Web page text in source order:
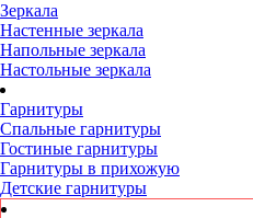
Зеркала
Настенные зеркала
Напольные зеркала
Настольные зеркала
Гарнитуры
Спальные гарнитуры
Гостиные гарнитуры
Гарнитуры в прихожую
Детские гарнитуры